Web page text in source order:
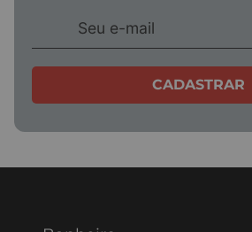
CADASTRAR